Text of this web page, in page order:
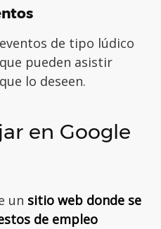
de tipo lúdico
pueden asistir
lo deseen.
en Google
un sitio web donde se
de empleo